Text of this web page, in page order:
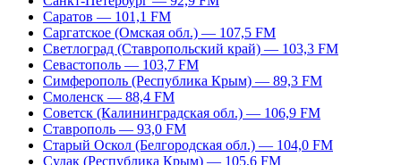
Саратов — 101,1 FM
Саргатское (Омская обл.) — 107,5 FM
Светлоград (Ставропольский край) — 103,3 FM
Севастополь — 103,7 FM
Симферополь (Республика Крым) — 89,3 FM
Смоленск — 88,4 FM
Советск (Калининградская обл.) — 106,9 FM
Ставрополь — 93,0 FM
Старый Оскол (Белгородская обл.) — 104,0 FM
Судак (Республика Крым) — 105,6 FM